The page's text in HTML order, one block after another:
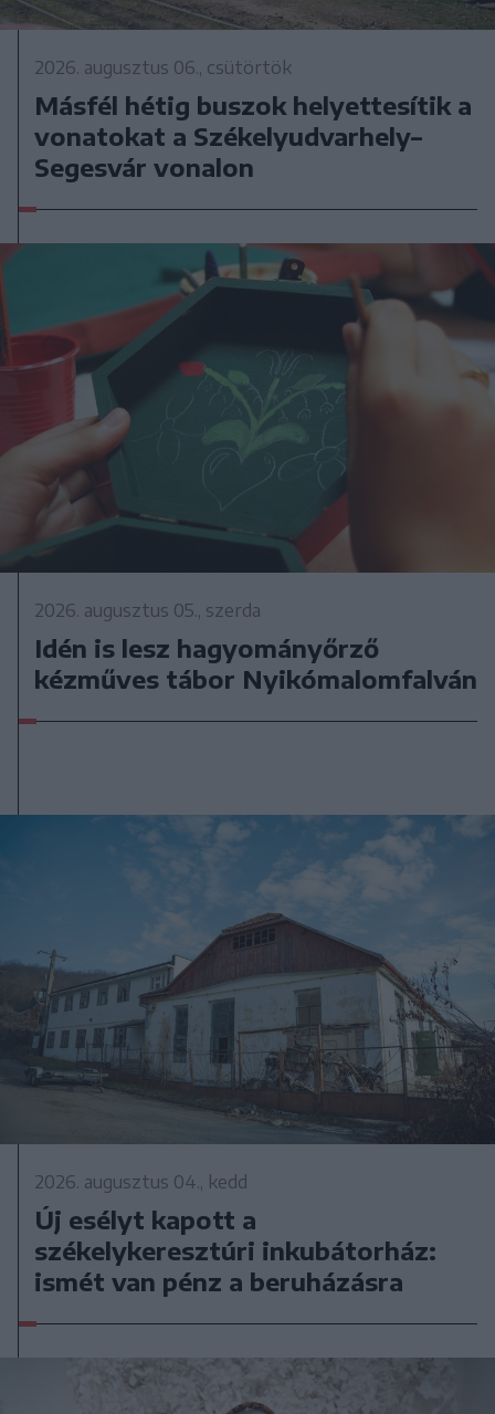
2026. augusztus 06., csütörtök
Másfél hétig buszok helyettesítik a
vonatokat a Székelyudvarhely–
Segesvár vonalon
2026. augusztus 05., szerda
Idén is lesz hagyományőrző
kézműves tábor Nyikómalomfalván
2026. augusztus 04., kedd
Új esélyt kapott a
székelykeresztúri inkubátorház:
ismét van pénz a beruházásra